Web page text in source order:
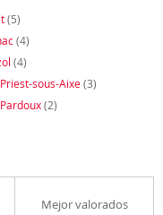
(5)
(4)
(4)
sous-Aixe(3)
(2)
Mejor valorados